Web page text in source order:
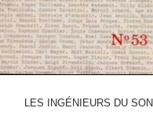
LES INGÉNIEURS DU SON